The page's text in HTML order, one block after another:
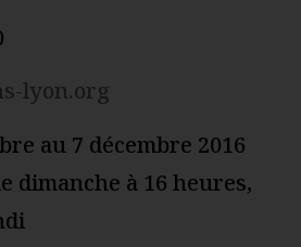
lyon.org
au 7 décembre 2016
dimanche à 16 heures,